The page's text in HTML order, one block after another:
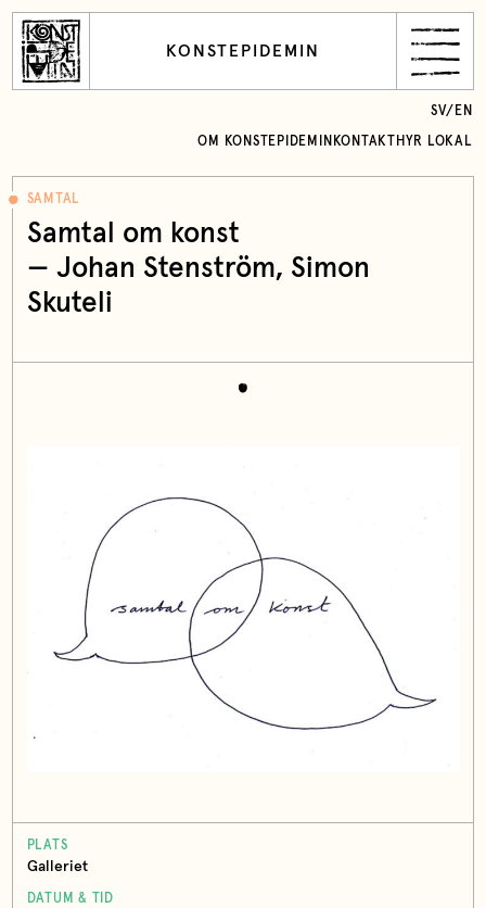
KONSTEPIDEMIN
OM KONSTEPIDEMIN KONTAKT HYR LOKAL
SV/ EN
SAMTAL
Samtal om konst
— Johan Stenström, Simon
Skuteli
PLATS
Galleriet
DATUM & TID